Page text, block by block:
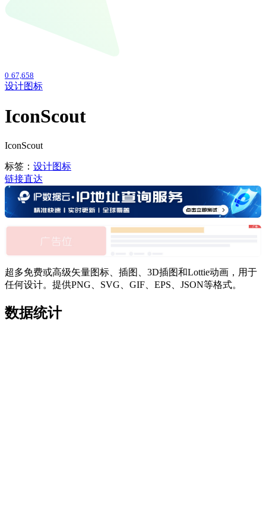
0 67,658
设计图标
IconScout
IconScout
标签： 设计图标
链接直达
超多免费或高级矢量图标、插图、3D插图和Lottie动画，用于
任何设计。提供PNG、SVG、GIF、EPS、JSON等格式。
数据统计